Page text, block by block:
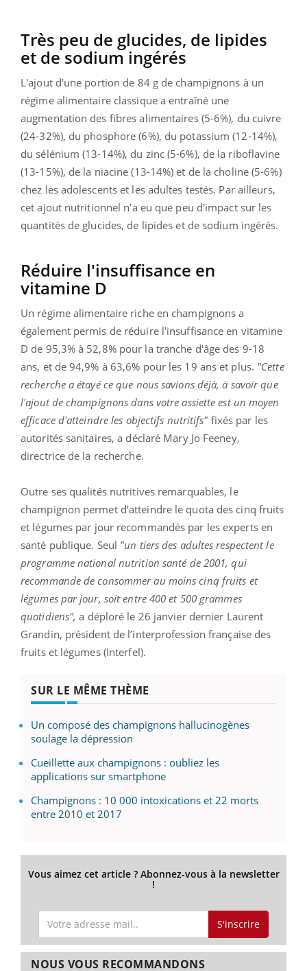
Très peu de glucides, de lipides
et de sodium ingérés
L'ajout d'une portion de 84 g de champignons à un
régime alimentaire classique a entraîné une
augmentation des fibres alimentaires (5-6%), du cuivre
(24-32%), du phosphore (6%), du potassium (12-14%),
du sélénium (13-14%), du zinc (5-6%), de la riboflavine
(13-15%), de la niacine (13-14%) et de la choline (5-6%)
chez les adolescents et les adultes testés. Par ailleurs,
cet ajout nutritionnel n’a eu que peu d'impact sur les
quantités de glucides, de lipides et de sodium ingérés.
Réduire l'insuffisance en
vitamine D
Un régime alimentaire riche en champignons a
également permis de réduire l'insuffisance en vitamine
D de 95,3% à 52,8% pour la tranche d'âge des 9-18
ans, et de 94,9% à 63,6% pour les 19 ans et plus. "Cette
recherche a étayé ce que nous savions déjà, à savoir que
l'ajout de champignons dans votre assiette est un moyen
efficace d'atteindre les objectifs nutritifs" fixés par les
autorités sanitaires, a déclaré Mary Jo Feeney,
directrice de la recherche.
Outre ses qualités nutritives remarquables, le
champignon permet d’atteindre le quota des cinq fruits
et légumes par jour recommandés par les experts en
santé publique. Seul "un tiers des adultes respectent le
programme national nutrition santé de 2001, qui
recommande de consommer au moins cinq fruits et
légumes par jour, soit entre 400 et 500 grammes
quotidiens", a déploré le 26 janvier dernier Laurent
Grandin, président de l’interprofession française des
fruits et légumes (Interfel).
SUR LE MÊME THÈME
Un composé des champignons hallucinogènes
soulage la dépression
Cueillette aux champignons : oubliez les
applications sur smartphone
Champignons : 10 000 intoxications et 22 morts
entre 2010 et 2017
Vous aimez cet article ? Abonnez-vous à la newsletter
!
S'inscrire
NOUS VOUS RECOMMANDONS